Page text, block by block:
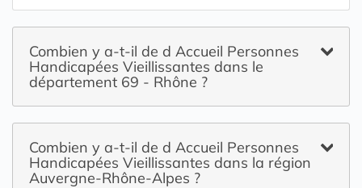
Combien y a-t-il de d Accueil Personnes
Handicapées Vieillissantes dans le
département 69 - Rhône ?
Combien y a-t-il de d Accueil Personnes
Handicapées Vieillissantes dans la région
Auvergne-Rhône-Alpes ?